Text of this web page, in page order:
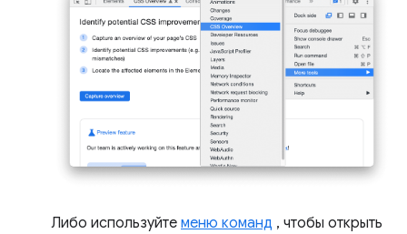
Либо используйте меню команд , чтобы открыть